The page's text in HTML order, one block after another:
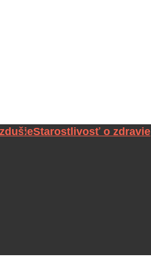
Starostlivosť o zdravie